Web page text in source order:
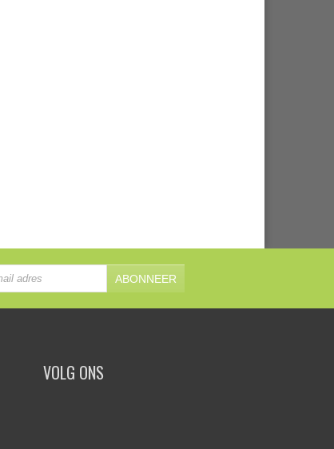
ABONNEER
VOLG ONS